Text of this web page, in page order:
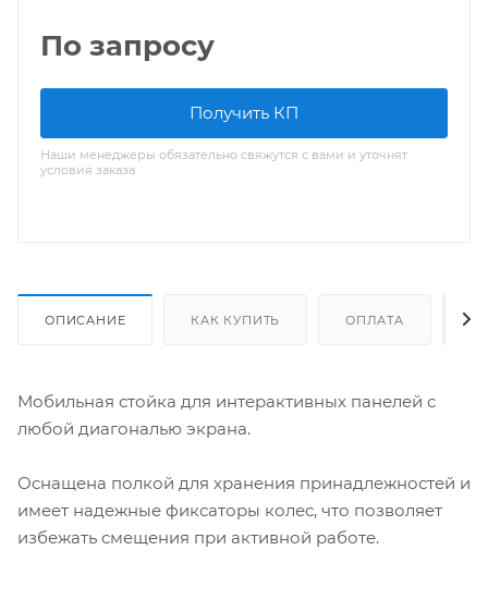
По запросу
Получить КП
Наши менеджеры обязательно свяжутся с вами и уточнят
условия заказа
ОПИСАНИЕ КАК КУПИТЬ ОПЛАТА
Мобильная стойка для интерактивных панелей с
любой диагональю экрана.
Оснащена полкой для хранения принадлежностей и
имеет надежные фиксаторы колес, что позволяет
избежать смещения при активной работе.